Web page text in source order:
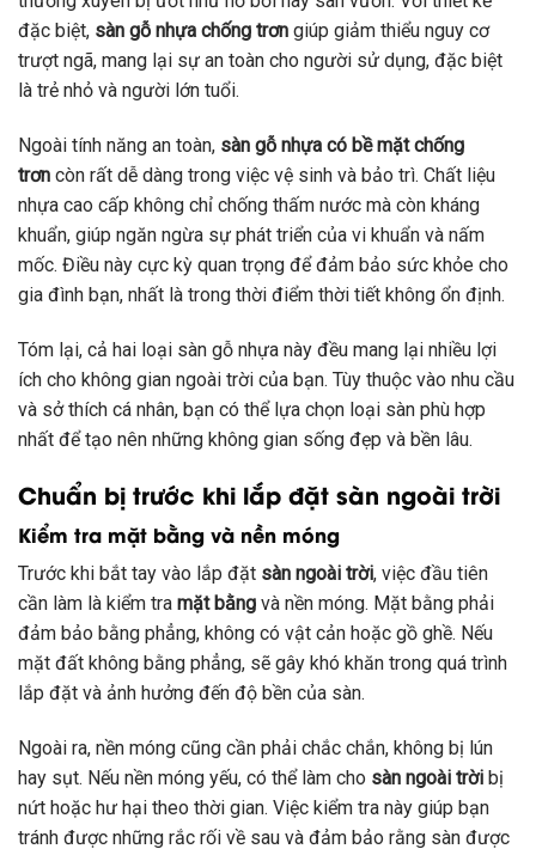
đặc biệt, sàn gỗ nhựa chống trơn giúp giảm thiểu nguy cơ
trượt ngã, mang lại sự an toàn cho người sử dụng, đặc biệt
là trẻ nhỏ và người lớn tuổi.
Ngoài tính năng an toàn, sàn gỗ nhựa có bề mặt chống
trơn còn rất dễ dàng trong việc vệ sinh và bảo trì. Chất liệu
nhựa cao cấp không chỉ chống thấm nước mà còn kháng
khuẩn, giúp ngăn ngừa sự phát triển của vi khuẩn và nấm
mốc. Điều này cực kỳ quan trọng để đảm bảo sức khỏe cho
gia đình bạn, nhất là trong thời điểm thời tiết không ổn định.
Tóm lại, cả hai loại sàn gỗ nhựa này đều mang lại nhiều lợi
ích cho không gian ngoài trời của bạn. Tùy thuộc vào nhu cầu
và sở thích cá nhân, bạn có thể lựa chọn loại sàn phù hợp
nhất để tạo nên những không gian sống đẹp và bền lâu.
Chuẩn bị trước khi lắp đặt sàn ngoài trời
Kiểm tra mặt bằng và nền móng
Trước khi bắt tay vào lắp đặt sàn ngoài trời, việc đầu tiên
cần làm là kiểm tra mặt bằng và nền móng. Mặt bằng phải
đảm bảo bằng phẳng, không có vật cản hoặc gồ ghề. Nếu
mặt đất không bằng phẳng, sẽ gây khó khăn trong quá trình
lắp đặt và ảnh hưởng đến độ bền của sàn.
Ngoài ra, nền móng cũng cần phải chắc chắn, không bị lún
hay sụt. Nếu nền móng yếu, có thể làm cho sàn ngoài trời bị
nứt hoặc hư hại theo thời gian. Việc kiểm tra này giúp bạn
tránh được những rắc rối về sau và đảm bảo rằng sàn được